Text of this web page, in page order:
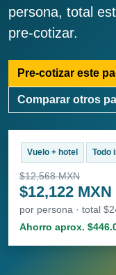
persona, total
pre-cotizar.
Pre-cotizar este
Comparar otros
Vuelo + hotel Todo
$12,568 MXN
$12,122 MXN
por persona · total
Ahorro aprox.